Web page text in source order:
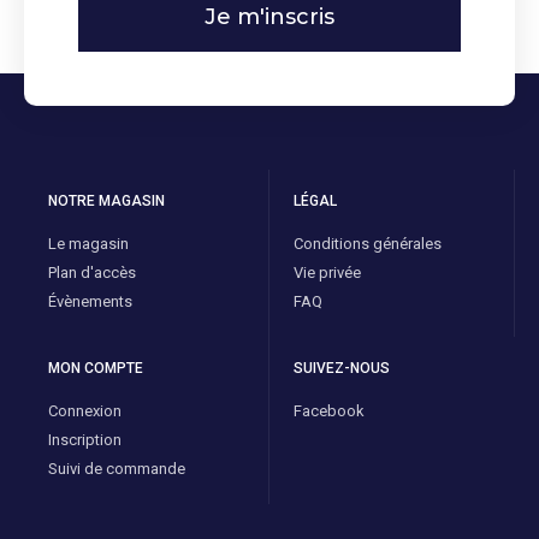
Je m'inscris
NOTRE MAGASIN
Le magasin
Plan d'accès
Évènements
LÉGAL
Conditions générales
Vie privée
FAQ
MON COMPTE
Connexion
Inscription
Suivi de commande
SUIVEZ-NOUS
Facebook